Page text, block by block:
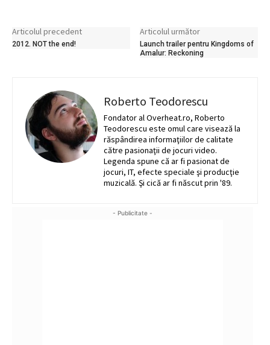
Articolul precedent
2012. NOT the end!
Articolul următor
Launch trailer pentru Kingdoms of
Amalur: Reckoning
Roberto Teodorescu
Fondator al Overheat.ro, Roberto
Teodorescu este omul care visează la
răspândirea informaţiilor de calitate
către pasionaţii de jocuri video.
Legenda spune că ar fi pasionat de
jocuri, IT, efecte speciale şi producţie
muzicală. Şi cică ar fi născut prin '89.
- Publicitate -